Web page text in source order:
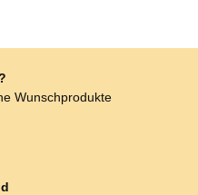
Wunschprodukte